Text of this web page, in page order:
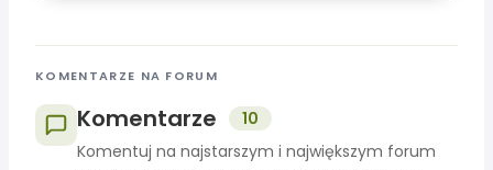
KOMENTARZE NA FORUM
Komentarze
10
Komentuj na najstarszym i największym forum